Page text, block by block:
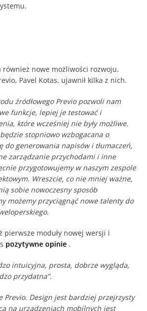
również nowe możliwości rozwoju.
Pavel Kotas, ujawnił kilka z nich.
źródłowego Previo pozwoli nam
funkcje, lepiej je testować i
które wcześniej nie były możliwe.
stopniowo wzbogacana o
do generowania napisów i tłumaczeń,
zarządzanie przychodami i inne
przygotowujemy w naszym zespole
Wreszcie, co nie mniej ważne,
sobie nowoczesny sposób
możemy przyciągnąć nowe talenty do
pierwsze moduły nowej wersji i
pozytywne opinie .
intuicyjna, prosta, dobrze wygląda,
przydatna”.
Previo. Design jest bardziej przejrzysty
na urządzeniach mobilnych jest